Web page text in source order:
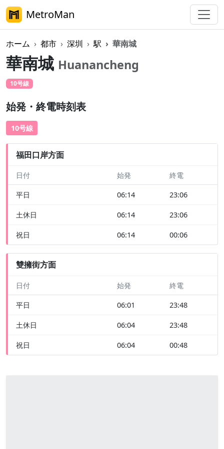
MetroMan
ホーム 都市 深圳 駅 華南城
華南城 Huanancheng
10号線
始発・終電時刻表
10号線
福田口岸方面
日付 始発 終電
平日 06:14 23:06
土休日 06:14 23:06
祝日 06:14 00:06
雙擁街方面
日付 始発 終電
平日 06:01 23:48
土休日 06:04 23:48
祝日 06:04 00:48